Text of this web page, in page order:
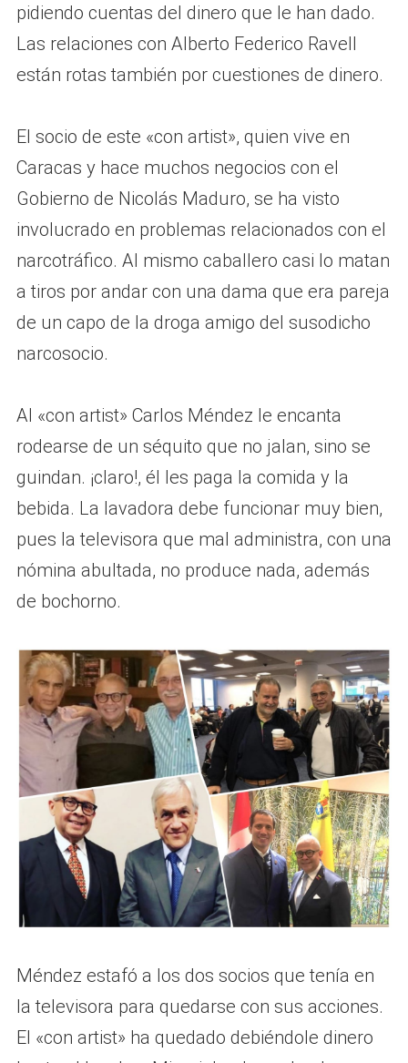
pidiendo cuentas del dinero que le han dado.
Las relaciones con Alberto Federico Ravell
están rotas también por cuestiones de dinero.
El socio de este «con artist», quien vive en
Caracas y hace muchos negocios con el
Gobierno de Nicolás Maduro, se ha visto
involucrado en problemas relacionados con el
narcotráfico. Al mismo caballero casi lo matan
a tiros por andar con una dama que era pareja
de un capo de la droga amigo del susodicho
narcosocio.
Al «con artist» Carlos Méndez le encanta
rodearse de un séquito que no jalan, sino se
guindan. ¡claro!, él les paga la comida y la
bebida. La lavadora debe funcionar muy bien,
pues la televisora que mal administra, con una
nómina abultada, no produce nada, además
de bochorno.
Méndez estafó a los dos socios que tenía en
la televisora para quedarse con sus acciones.
El «con artist» ha quedado debiéndole dinero